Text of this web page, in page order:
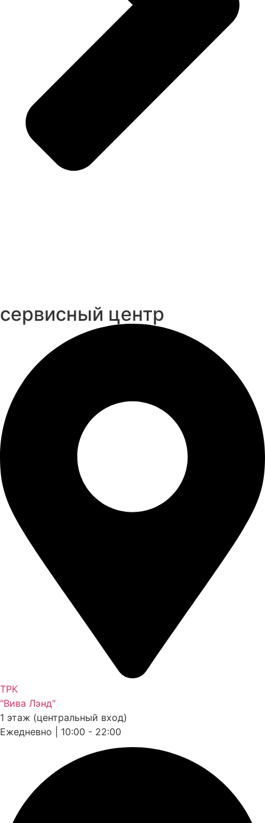
cервисный центр
ТРК
"Вива Лэнд"
1 этаж (центральный вход)
Ежедневно | 10:00 - 22:00